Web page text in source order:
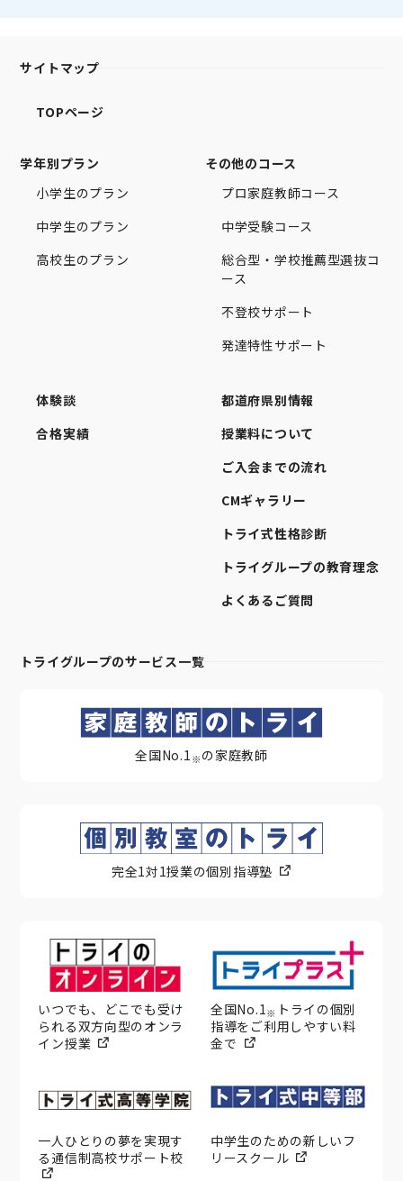
サイトマップ
TOPページ
学年別プラン
小学生のプラン
中学生のプラン
高校生のプラン
その他のコース
プロ家庭教師コース
中学受験コース
総合型・学校推薦型選抜コ
ース
不登校サポート
発達特性サポート
体験談
合格実績
都道府県別情報
授業料について
ご入会までの流れ
CMギャラリー
トライ式性格診断
トライグループの教育理念
よくあるご質問
トライグループのサービス一覧
全国No.1 ※ の家庭教師
完全1対1授業の個別指導塾
いつでも、どこでも受け
られる双方向型のオンラ
イン授業
全国No.1※ トライの個別
指導をご利用しやすい料
金で
一人ひとりの夢を実現す
る通信制高校サポート校
中学生のための新しいフ
リースクール